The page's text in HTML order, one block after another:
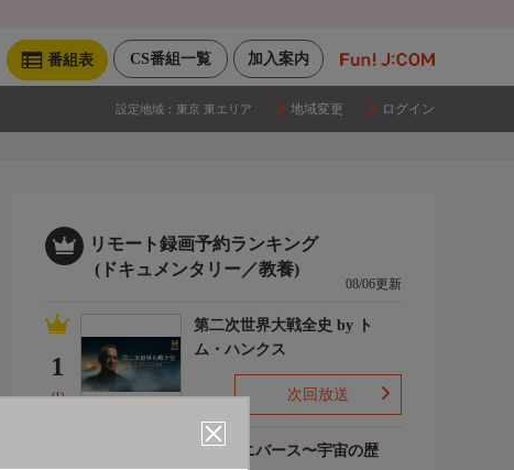
加入案内
CS番組一覧
番組表
設定地域： 東京 東エリア 地域変更 ログイン
リモート録画予約ランキング
(ドキュメンタリー／教養)
08/06更新
1
(1)
第二次世界大戦全史 by ト
ム・ハンクス
次回放送
ザ・ユニバース〜宇宙の歴